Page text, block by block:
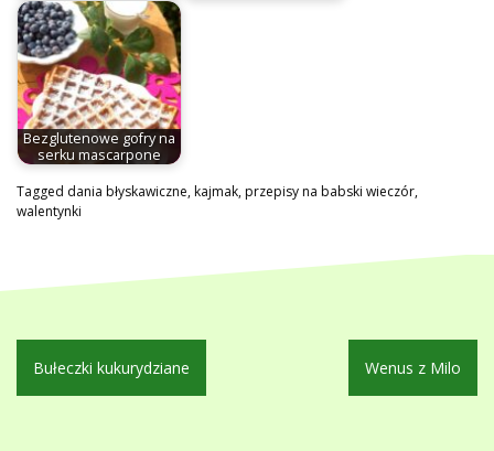
Bezglutenowe gofry na
serku mascarpone
Tagged dania błyskawiczne,kajmak,przepisy na babski wieczór,
walentynki
Nawigacja
wpisu
Bułeczki kukurydziane Wenus z Milo